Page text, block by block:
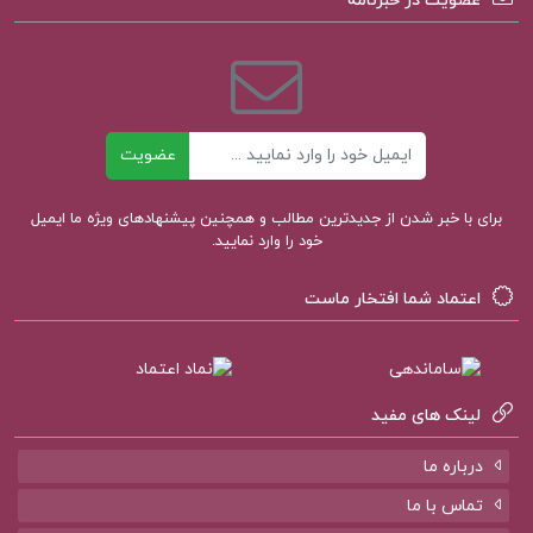
دانلود pdf کتاب نظریه های یادگیری دکتر سیف
دانلود پی دی اف کتاب مقدمه ای بر نظریه های
دانلود رایگان کتاب نظریه های یادگیری دکتر سیف
دانلود کتاب مقدمه ای بر نظریه های یادگیری دکتر بی
آر هرگنهان PDF
کتاب پیشنهادی پروژه کده
کتاب الانسان الکامل عزیز الدین نسفی
عضویت
برای با خبر شدن از جدیدترین مطالب و همچنین پیشنهادهای ویژه ما ایمیل
خود را وارد نمایید.
اعتماد شما افتخار ماست
لینک های مفید
درباره ما
تماس با ما